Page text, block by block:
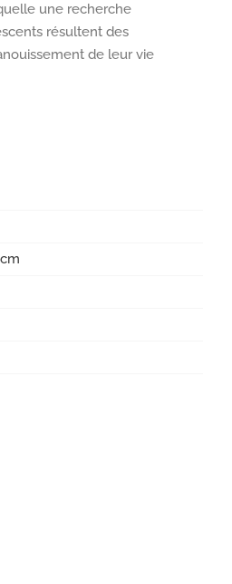
une recherche
résultent des
de leur vie